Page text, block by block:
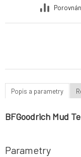
Popis a parametry
BFGoodrich Mud
Parametry